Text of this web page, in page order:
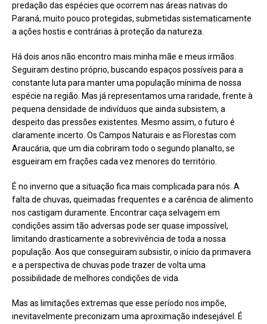
predação das espécies que ocorrem nas áreas nativas do
Paraná, muito pouco protegidas, submetidas sistematicamente
a ações hostis e contrárias à proteção da natureza.
Há dois anos não encontro mais minha mãe e meus irmãos.
Seguiram destino próprio, buscando espaços possíveis para a
constante luta para manter uma população mínima de nossa
espécie na região. Mas já representamos uma raridade, frente à
pequena densidade de indivíduos que ainda subsistem, a
despeito das pressões existentes. Mesmo assim, o futuro é
claramente incerto. Os Campos Naturais e as Florestas com
Araucária, que um dia cobriram todo o segundo planalto, se
esgueiram em frações cada vez menores do território.
É no inverno que a situação fica mais complicada para nós. A
falta de chuvas, queimadas frequentes e a carência de alimento
nos castigam duramente. Encontrar caça selvagem em
condições assim tão adversas pode ser quase impossível,
limitando drasticamente a sobrevivência de toda a nossa
população. Aos que conseguiram subsistir, o início da primavera
e a perspectiva de chuvas pode trazer de volta uma
possibilidade de melhores condições de vida.
Mas as limitações extremas que esse período nos impõe,
inevitavelmente preconizam uma aproximação indesejável. É